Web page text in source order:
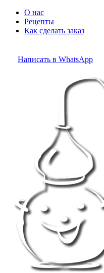
О нас
Рецепты
Как сделать заказ
Написать в WhatsApp